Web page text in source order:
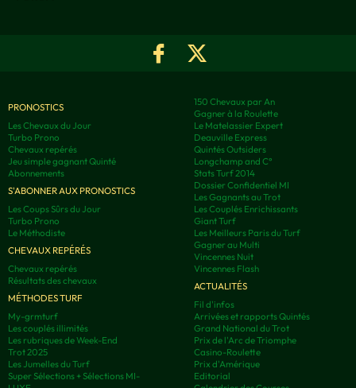
PRONOSTICS
Les Chevaux du Jour
Turbo Prono
Chevaux repérés
Jeu simple gagnant Quinté
Abonnements
S'ABONNER AUX PRONOSTICS
Les Coups Sûrs du Jour
Turbo Prono
Le Méthodiste
CHEVAUX REPÉRÉS
Chevaux repérés
Résultats des chevaux
MÉTHODES TURF
My-grmturf
Les couplés illimités
Les rubriques de Week-End
Trot 2025
Les Jumelles du Turf
Super Sélections + Sélections MI-
150 Chevaux par An
Gagner à la Roulette
Le Matelassier Expert
Deauville Express
Quintés Outsiders
Longchamp and C°
Stats Turf 2014
Dossier Confidentiel MI
Les Gagnants au Trot
Les Couplés Enrichissants
Giant Turf
Les Meilleurs Paris du Turf
Gagner au Multi
Vincennes Nuit
Vincennes Flash
ACTUALITÉS
Fil d'infos
Arrivées et rapports Quintés
Grand National du Trot
Prix de l'Arc de Triomphe
Casino-Roulette
Prix d'Amérique
Editorial